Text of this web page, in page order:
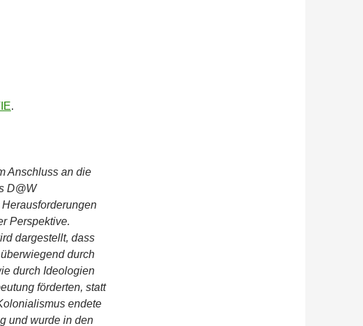
.
Anschluss an die
D@W
Perspektive.
dargestellt, dass
durch
durch Ideologien
förderten, statt
endete
und wurde in den